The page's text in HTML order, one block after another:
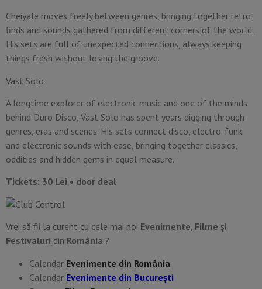
Cheiyale moves freely between genres, bringing together retro
finds and sounds gathered from different corners of the world.
His sets are full of unexpected connections, always keeping
things fresh without losing the groove.
Vast Solo
A longtime explorer of electronic music and one of the minds
behind Duro Disco, Vast Solo has spent years digging through
genres, eras and scenes. His sets connect disco, electro-funk
and electronic sounds with ease, bringing together classics,
oddities and hidden gems in equal measure.
Tickets: 30 Lei • door deal
Vrei să fii la curent cu cele mai noi Evenimente, Filme și
Festivaluri din România ?
Calendar Evenimente din România
Calendar Evenimente din București